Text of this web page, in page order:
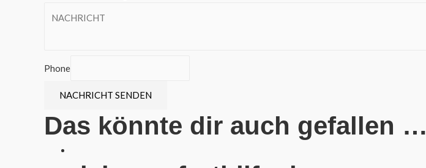
Phone
NACHRICHT SENDEN
Das könnte dir auch gefallen …